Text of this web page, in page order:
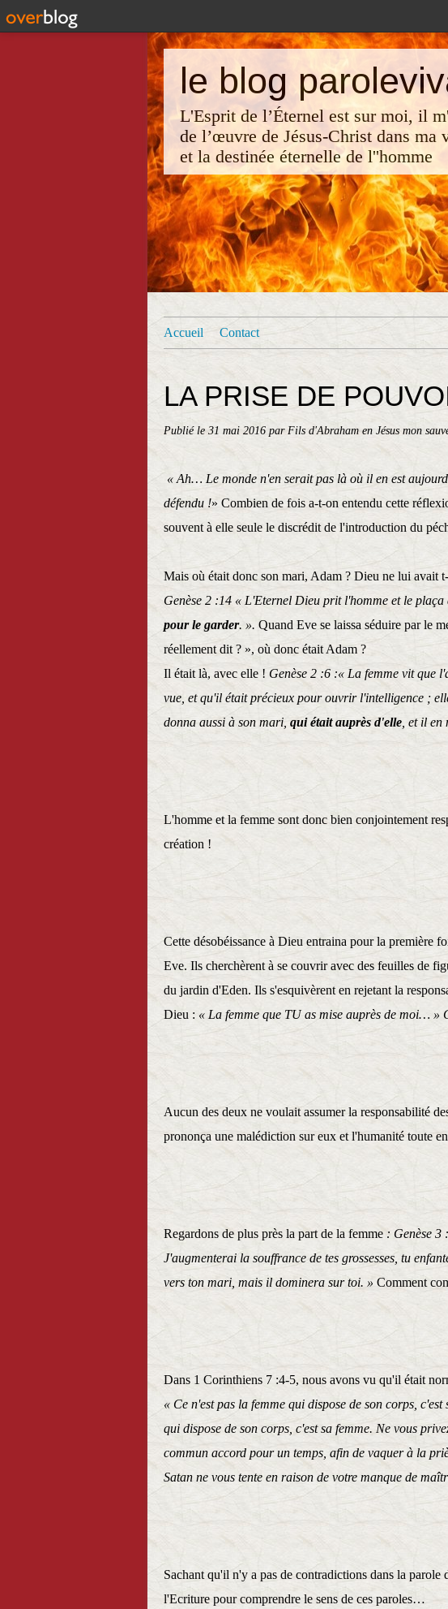
le blog
L'Esprit de l’Éternel est sur moi, il
de l’œuvre de Jésus-Christ dans
et la destinée éternelle de l''homme
Accueil Contact
LA PRISE DE
Publié le 31 mai 2016 par Fils d'Abraham en Jésus mon
« Ah… Le monde n'en serait pas là où il en est
défendu !» Combien de fois a-t-on entendu cette
souvent à elle seule le discrédit de l'introduction du
Mais où était donc son mari, Adam ? Dieu ne lui avait
Genèse 2 :14 « L'Eternel Dieu prit l'homme et le
pour le garder. ». Quand Eve se laissa séduire par le
réellement dit ? », où donc était Adam ?
Il était là, avec elle ! Genèse 2 :6 :« La femme vit que
vue, et qu'il était précieux pour ouvrir l'intelligence ;
donna aussi à son mari, qui était auprès d'elle , et il
L'homme et la femme sont donc bien conjointement
création !
Cette désobéissance à Dieu entraina pour la première
Eve. Ils cherchèrent à se couvrir avec des feuilles de
du jardin d'Eden. Ils s'esquivèrent en rejetant la
Dieu : « La femme que TU as mise auprès de moi… »
Aucun des deux ne voulait assumer la responsabilité
prononça une malédiction sur eux et l'humanité toute
Regardons de plus près la part de la femme : Genèse 3
J'augmenterai la souffrance de tes grossesses, tu
vers ton mari, mais il dominera sur toi. » Comment
Dans 1 Corinthiens 7 :4-5, nous avons vu qu'il était
« Ce n'est pas la femme qui dispose de son corps,
qui dispose de son corps, c'est sa femme. Ne vous
commun accord pour un temps, afin de vaquer à la
Satan ne vous tente en raison de votre manque de
Sachant qu'il n'y a pas de contradictions dans la
l'Ecriture pour comprendre le sens de ces paroles…